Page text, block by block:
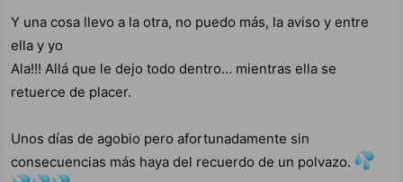
todos y aparece tu post! Como bien dices las miradas
que nos echamos… esas miradas.
Mis queridos corazones
¿Alguna vez han vivido ese momento de puro caos y
Y una cosa llevo a la otra, no puedo más, la aviso y entre
ella y yo
Ala!!! Allá que le dejo todo dentro… mientras ella se
retuerce de placer.
Unos días de agobio pero afortunadamente sin
consecuencias más haya del recuerdo de un polvazo.